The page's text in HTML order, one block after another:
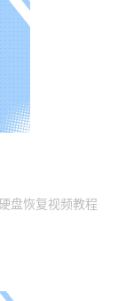
盘恢复视频教程